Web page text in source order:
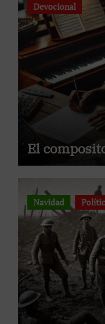
Devocional
El
Navidad